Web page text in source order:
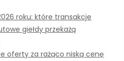
roku: które transakcje
giełdy przekażą
oferty za rażąco niską cenę